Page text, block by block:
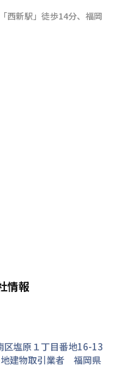
「西新駅 」 徒歩14分、 福岡
情報
区塩原 １丁目番地16-13
建物取引業者 福岡県